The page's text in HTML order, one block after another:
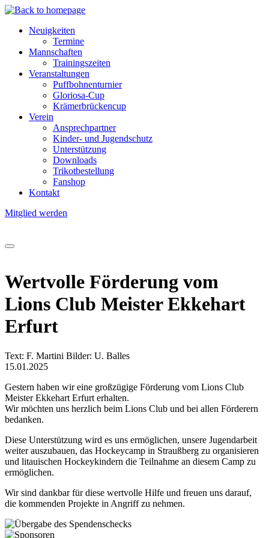
Direkt
Inhalt
Hauptnavigation
Neuigkeiten
Termine
Mannschaften
Trainingszeiten
Veranstaltungen
Puffbohnenturnier
Gloriosa-Cup
Krämerbrückencup
Verein
Ansprechpartner
Kinder- und Jugendschutz
Unterstützung
Downloads
Trikotbestellung
Fanshop
Kontakt
Mitglied werden
Wertvolle Förderung vom
Lions Club Meister Ekkehart
Erfurt
Text: F. Martini Bilder: U. Balles
15.01.2025
Gestern haben wir eine großzügige Förderung vom Lions Club
Meister Ekkehart Erfurt erhalten.
Wir möchten uns herzlich beim Lions Club und bei allen Förderern
bedanken.
Diese Unterstützung wird es uns ermöglichen, unsere Jugendarbeit
weiter auszubauen, das Hockeycamp in Straußberg zu organisieren
und litauischen Hockeykindern die Teilnahme an diesem Camp zu
ermöglichen.
Wir sind dankbar für diese wertvolle Hilfe und freuen uns darauf,
die kommenden Projekte in Angriff zu nehmen.